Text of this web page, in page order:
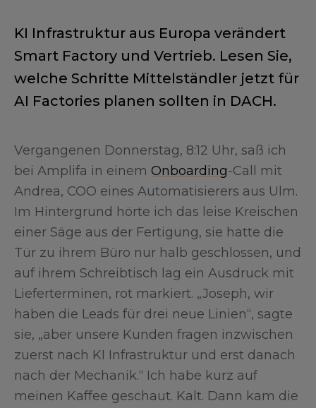
KI Infrastruktur aus Europa verändert
Smart Factory und Vertrieb. Lesen Sie,
welche Schritte Mittelständler jetzt für
AI Factories planen sollten in DACH.
Vergangenen Donnerstag, 8:12 Uhr, saß ich
bei Amplifa in einem Onboarding-Call mit
Andrea, COO eines Automatisierers aus Ulm.
Im Hintergrund hörte ich das leise Kreischen
einer Säge aus der Fertigung, sie hatte die
Tür zu ihrem Büro nur halb geschlossen, und
auf ihrem Schreibtisch lag ein Ausdruck mit
Lieferterminen, rot markiert. „Joseph, wir
haben die Leads für drei neue Linien“, sagte
sie, „aber unsere Kunden fragen inzwischen
zuerst nach KI Infrastruktur und erst danach
nach der Mechanik.“ Ich habe kurz auf
meinen Kaffee geschaut. Kalt. Dann kam die